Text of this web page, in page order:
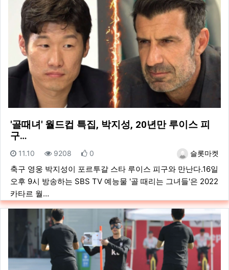
'골때녀' 월드컵 특집, 박지성, 20년만 루이스 피
구…
등록자슬롯마켓
등록일
11.10 조회
9208 추천
0
축구 영웅 박지성이 포르투갈 스타 루이스 피구와 만난다.16일
오후 9시 방송하는 SBS TV 예능물 '골 때리는 그녀들'은 2022
카타르 월…